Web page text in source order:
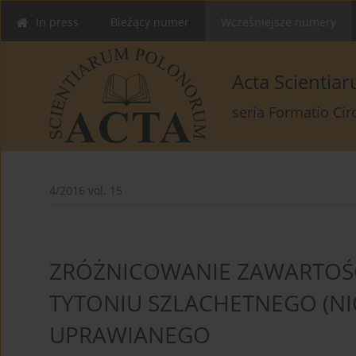
In press Bieżący numer
Acta
seria Formatio
4/2016 vol. 15
ZRÓŻNICOWANIE
TYTONIU SZLACHETNEGO
UPRAWIANEGO